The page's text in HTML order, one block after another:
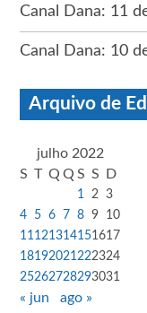
Canal Dana: 11
Canal Dana: 10
Arquivo de
julho 2022
S T Q Q S S D
1 2
3
4
5 6 7 8 9
10
11 121314151617
18192021 222324
25262728293031
« jun ago »